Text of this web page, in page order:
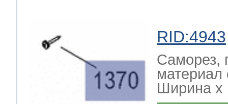
RID:4943
Саморез,
Ширина х